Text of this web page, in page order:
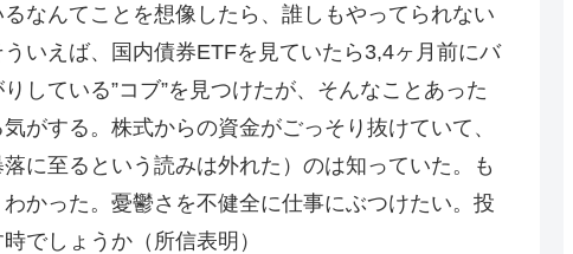
なんてことを想像したら、誰しもやってられない
いえば、国内債券ETFを見ていたら3,4ヶ月前にバ
している”コブ”を見つけたが、そんなことあった
がする。株式からの資金がごっそり抜けていて、
に至るという読みは外れた）のは知っていた。も
かった。憂鬱さを不健全に仕事にぶつけたい。投
でしょうか（所信表明）